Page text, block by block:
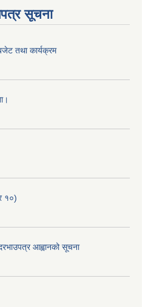
सूचना
तथा कार्यक्रम
१०)
आह्वानको सूचना